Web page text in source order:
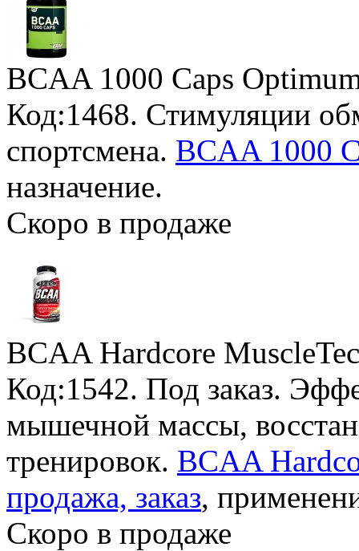
BCAA 1000 Caps
Код:1468. Стимуляции
спортсмена. BCAA 1000
назначение.
Скоро в продаже
BCAA Hardcore
Код:1542. Под заказ.
мышечной массы,
тренировок. BCAA
продажа, заказ,
Скоро в продаже